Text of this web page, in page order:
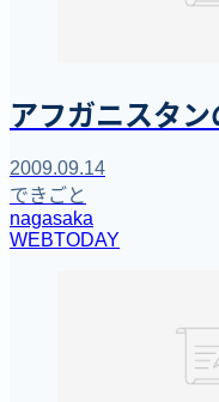
アフガニスタ
2009.09.14
できごと
nagasaka
WEBTODAY